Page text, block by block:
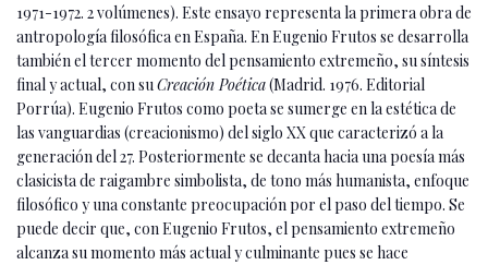
1971-1972. 2 volúmenes). Este ensayo representa la primera obra de
antropología filosófica en España. En Eugenio Frutos se desarrolla
también el tercer momento del pensamiento extremeño, su síntesis
final y actual, con suCreación Poética(Madrid. 1976. Editorial
Porrúa). Eugenio Frutos como poeta se sumerge en la estética de
las vanguardias (creacionismo) del siglo XX que caracterizó a la
generación del 27. Posteriormente se decanta hacia una poesía más
clasicista de raigambre simbolista, de tono más humanista, enfoque
filosófico y una constante preocupación por el paso del tiempo. Se
puede decir que, con Eugenio Frutos, el pensamiento extremeño
alcanza su momento más actual y culminante pues se hace